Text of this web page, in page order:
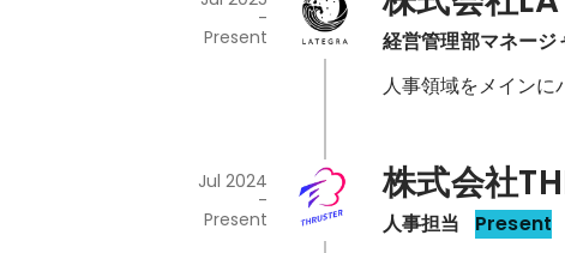
経営管理部マネー
-
Present
人事領域をメインに
株式会社
人事担当 Present
Jul 2024
-
Present